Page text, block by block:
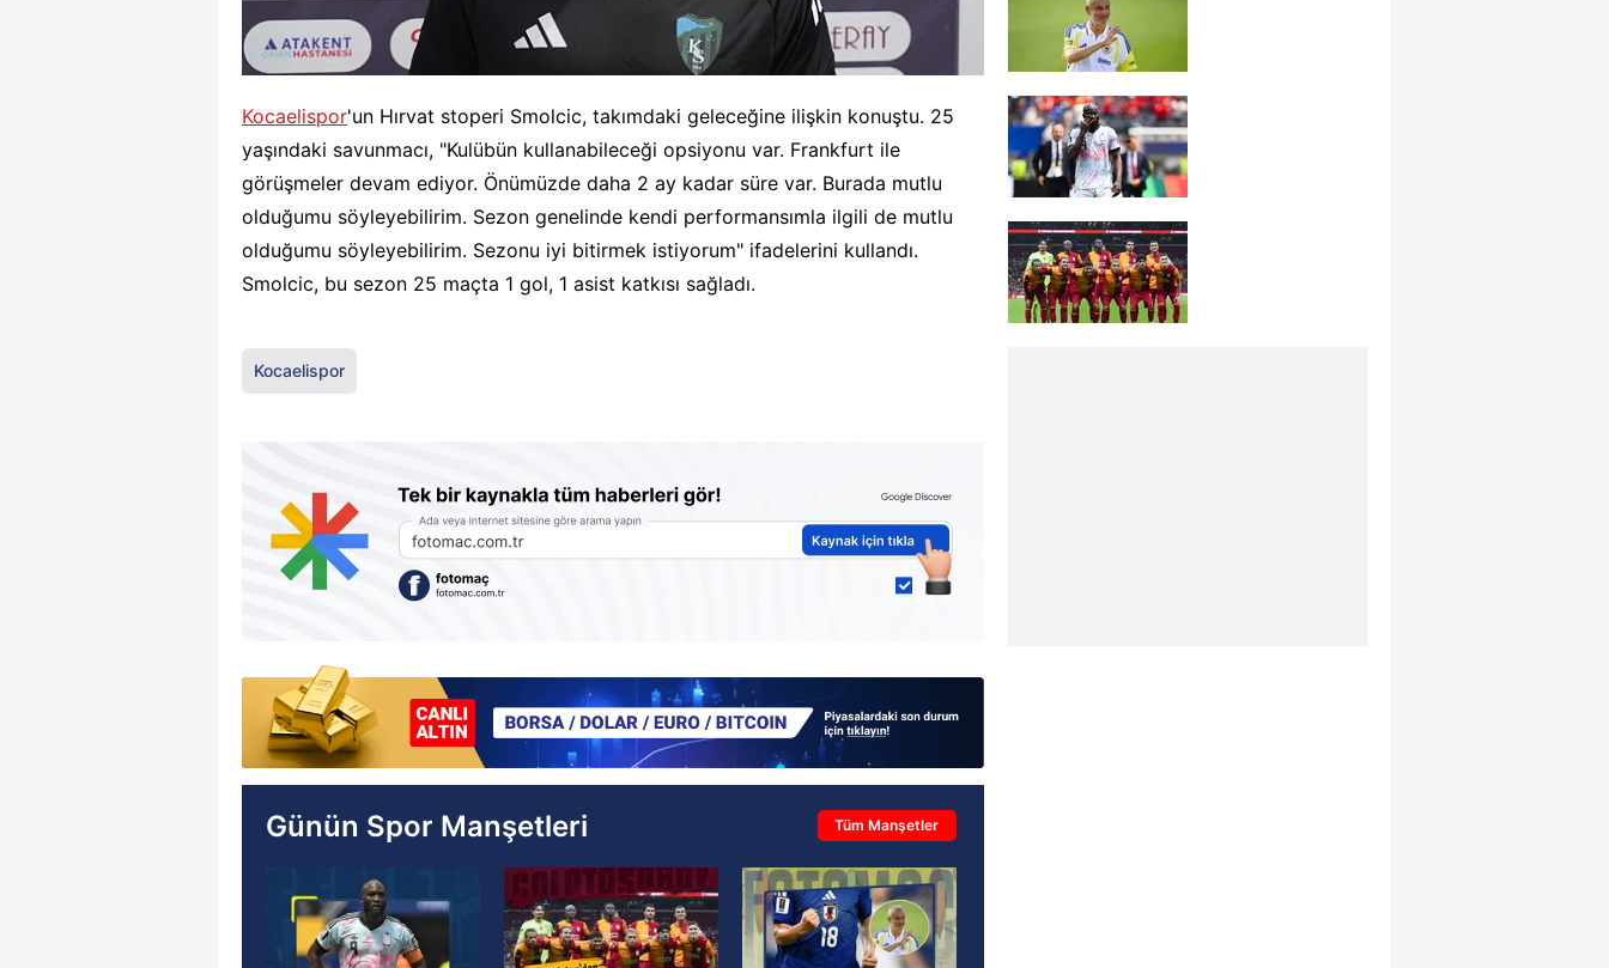
Kocaelispor'un Hırvat stoperi Smolcic, takımdaki geleceğine ilişkin konuştu. 25
yaşındaki savunmacı, "Kulübün kullanabileceği opsiyonu var. Frankfurt ile
görüşmeler devam ediyor. Önümüzde daha 2 ay kadar süre var. Burada mutlu
olduğumu söyleyebilirim. Sezon genelinde kendi performansımla ilgili de mutlu
olduğumu söyleyebilirim. Sezonu iyi bitirmek istiyorum" ifadelerini kullandı.
Smolcic, bu sezon 25 maçta 1 gol, 1 asist katkısı sağladı.
Kocaelispor
Günün Spor Manşetleri Tüm Manşetler